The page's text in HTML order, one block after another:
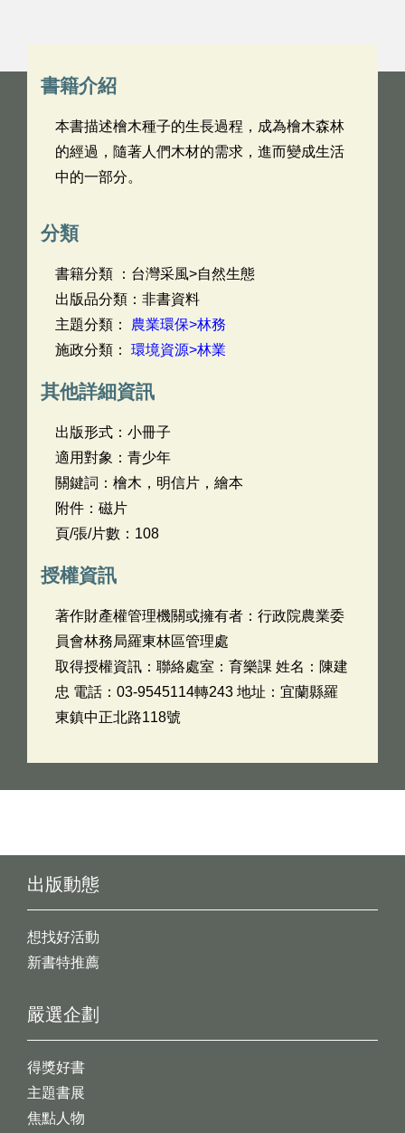
書籍介紹
本書描述檜木種子的生長過程，成為檜木森林
的經過，隨著人們木材的需求，進而變成生活
中的一部分。
分類
書籍分類 ：台灣采風>自然生態
出版品分類：非書資料
主題分類： 農業環保>林務
施政分類： 環境資源>林業
其他詳細資訊
出版形式：小冊子
適用對象：青少年
關鍵詞：檜木，明信片，繪本
附件：磁片
頁/張/片數：108
授權資訊
著作財產權管理機關或擁有者：行政院農業委
員會林務局羅東林區管理處
取得授權資訊：聯絡處室：育樂課 姓名：陳建
忠 電話：03-9545114轉243 地址：宜蘭縣羅
東鎮中正北路118號
出版動態
想找好活動
新書特推薦
嚴選企劃
得獎好書
主題書展
焦點人物